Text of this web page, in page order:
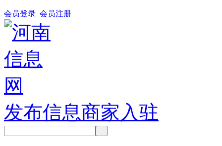
会员登录 会员注册
发布信息商家入驻